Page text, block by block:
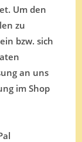
Um den
zu
bzw. sich
an uns
im Shop